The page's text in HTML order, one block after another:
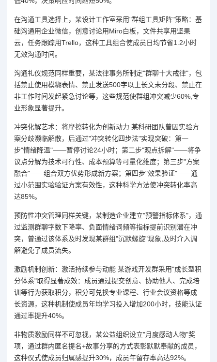
在沟通工具选择上，某设计工作室采用"群组工具矩阵"策略：基
础沟通用企业微信，创意讨论用Miro白板，文件共享用坚果
云，任务跟踪用Trello，这种工具组合使成员日均节省1.2小时
无效沟通时间。
沟通礼仪规范同样重要，某法律事务所制定"群聊十大戒律"，包
括禁止使用模糊表情、禁止发送500字以上长文未分段、禁止在
非工作时间发起紧急讨论等，这些规范使群组冲突减少60%,专
业形象显著提升。
冲突化解艺术：将摩擦转化为创新动力 某科研团队曾因实验方
案分歧濒临解散，后通过"冲突转化四步法"实现突破：第一
步"情绪降温"——暂停讨论24小时；第二步"观点拆解"——将争
议点分解为技术可行性、成本预算等可量化维度；第三步"方案
融合"——组合双方优势形成新方案；第四步"效果验证"——通
过小范围实验验证方案有效性，这种科学方法使冲突转化率高
达85%。
预防性冲突管理同样关键，某制造企业建立"预警指标体系"，通
过监测群聊字数下降率、负面情绪词频等指标提前识别潜在冲
突，曾通过该体系及时发现某群组"沉默螺旋"现象,及时介入调
解避免了成员流失。
激励机制创新：激活持续参与动能 某游戏开发群采用"成长型积
分体系"取得显著成效：成员通过提交创意、协助他人、完成培
训等行为获取积分，积分可兑换专业课程、行业会议资格等成
长资源，这种机制使成员年均学习投入增加200小时，技能认证
通过率提升40%。
非物质激励同样不可忽视，某公益组织设立"月度感动人物"奖
项，通过群内匿名提名+故事分享的方式表彰默默奉献的成员，
这种仪式使成员归属感提升30%，成员年留存率高达92%。